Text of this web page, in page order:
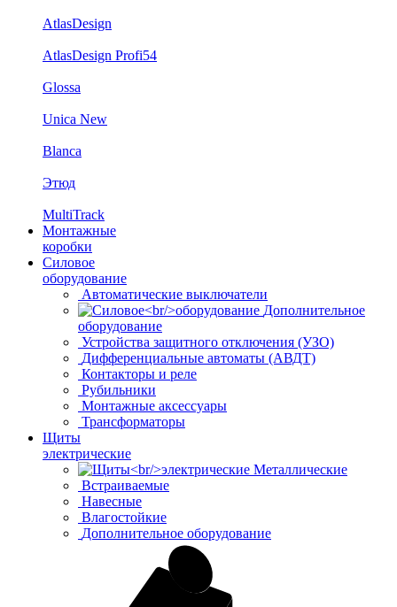
AtlasDesign
AtlasDesign Profi54
Glossa
Unica New
Blanca
Этюд
MultiTrack
Монтажные
коробки
Силовое
оборудование
Автоматические выключатели
Дополнительное
оборудование
Устройства защитного отключения (УЗО)
Дифференциальные автоматы (АВДТ)
Контакторы и реле
Рубильники
Монтажные аксессуары
Трансформаторы
Щиты
электрические
Металлические
Встраиваемые
Навесные
Влагостойкие
Дополнительное оборудование